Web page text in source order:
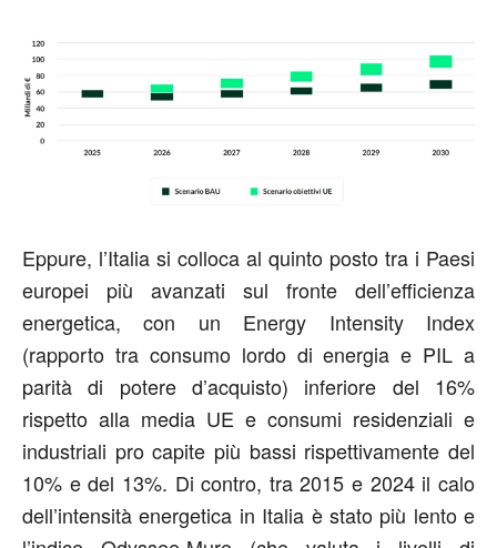
Eppure, l’Italia si colloca al quinto posto tra i Paesi
europei più avanzati sul fronte dell’efficienza
energetica, con un Energy Intensity Index
(rapporto tra consumo lordo di energia e PIL a
parità di potere d’acquisto) inferiore del 16%
rispetto alla media UE e consumi residenziali e
industriali pro capite più bassi rispettivamente del
10% e del 13%. Di contro, tra 2015 e 2024 il calo
dell’intensità energetica in Italia è stato più lento e